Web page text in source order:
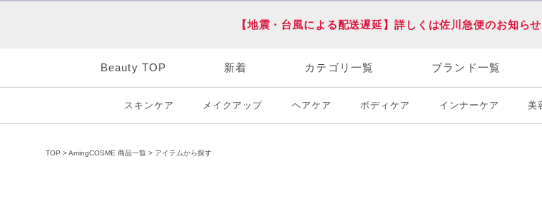
【地震・台風による配送遅延】詳しくは佐川急便のお知ら
Beauty TOP 新着 カテゴリ一覧 ブランド一覧
スキンケア メイクアップ ヘアケア ボディケア インナーケア 美
TOP AmingCOSME 商品一覧 アイテムから探す